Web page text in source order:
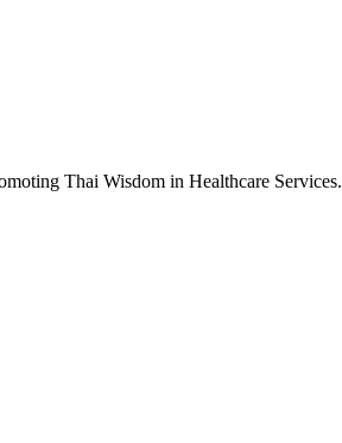
Thai Wisdom in Healthcare Services.